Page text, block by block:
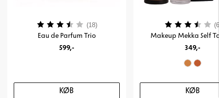
Eau de Parfum Trio
599,-
KØB
Vurdering: (18)
Makeup Mekka Self
349,-
KØB
Vurdering: